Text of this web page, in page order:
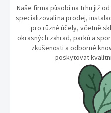
Naše firma působí na trhu již
specializovali na prodej,
pro různé účely, včetně
okrasných zahrad, parků a
zkušenosti a odborné
poskytovat